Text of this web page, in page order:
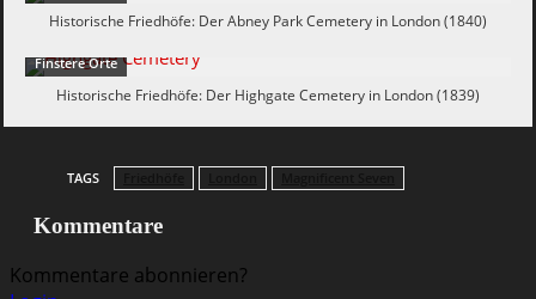
Historische Friedhöfe: Der Abney Park Cemetery in London (1840)
Finstere Orte
Historische Friedhöfe: Der Highgate Cemetery in London (1839)
TAGS
Kommentare
Kommentare abonnieren?